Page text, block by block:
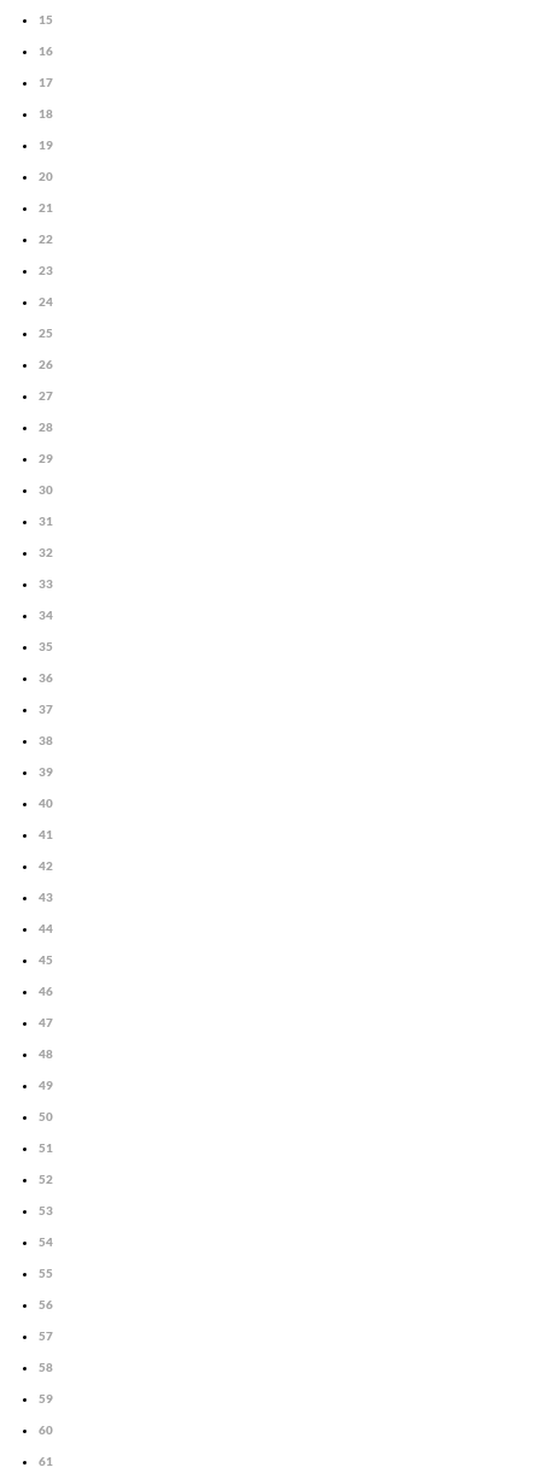
15
16
17
18
19
20
21
22
23
24
25
26
27
28
29
30
31
32
33
34
35
36
37
38
39
40
41
42
43
44
45
46
47
48
49
50
51
52
53
54
55
56
57
58
59
60
61